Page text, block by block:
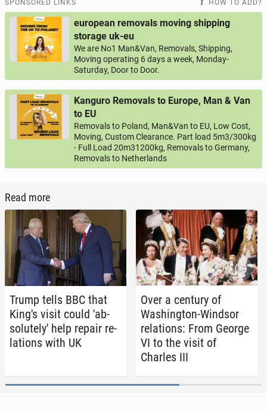
SPONSORED LINKS HOW TO ADD?
european removals moving shipping
storage uk-eu
We are No1 Man&Van, Removals, Shipping,
Moving operating 6 days a week, Monday-
Saturday, Door to Door.
Kanguro Removals to Europe, Man & Van
to EU
Removals to Poland, Man&Van to EU, Low Cost,
Moving, Custom Clearance. Part load 5m3/300kg
- Full Load 20m31200kg, Removals to Germany,
Removals to Netherlands
Read more
Trump tells BBC that
King's visit could 'ab­
solute­ly' help repair re­
la­tions with UK
Over a century of
Wash­ing­ton-Windsor
re­la­tions: From George
VI to the visit of
Charles III